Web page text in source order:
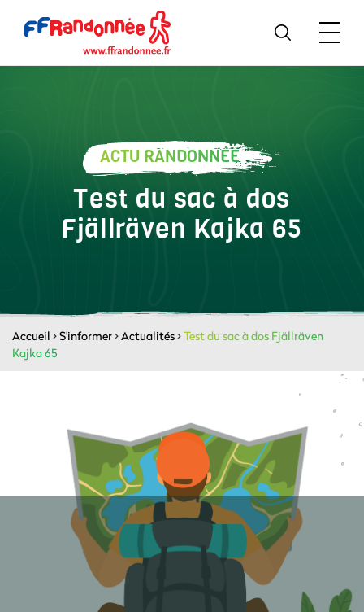
ACTU RANDONNÉE
Test du sac à dos
Fjällräven Kajka 65
Accueil >S'informer>Actualités>Test du sac à dos Fjällräven
Kajka 65